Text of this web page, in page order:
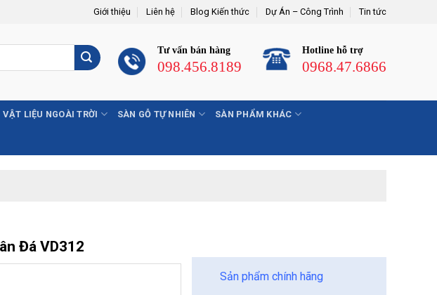
Giới thiệu Liên hệ Blog Kiến thức Dự Án – Công Trình Tin tức
Tư vấn bán hàng
098.456.8189
Hotline hỗ trợ
0968.47.6866
VẬT LIỆU NGOÀI TRỜI SÀN GỖ TỰ NHIÊN SÀN PHẨM KHÁC
Đá VD312
Sản phẩm chính hãng